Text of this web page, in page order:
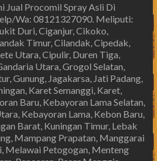
Jual Procomil Spray Asli Di
Wa: 08121327090. Meliputi:
Duri, Ciganjur, Cikoko,
Timur, Cilandak, Cipedak,
Utara, Cipulir, Duren Tiga,
Utara, Grogol Selatan,
Gunung, Jagakarsa, Jati Padang,
Karet Semanggi, Karet,
Baru, Kebayoran Lama Selatan,
Kebayoran Lama, Kebon Baru,
Barat, Kuningan Timur, Lebak
Mampang Prapatan, Manggarai
Melawai Petogogan, Menteng